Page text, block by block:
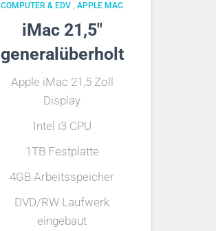
COMPUTER & EDV , APPLE MAC
iMac 21,5″
generalüberholt
Apple iMac 21,5 Zoll
Display
Intel i3 CPU
1TB Festplatte
4GB Arbeitsspeicher
DVD/RW Laufwerk
eingebaut